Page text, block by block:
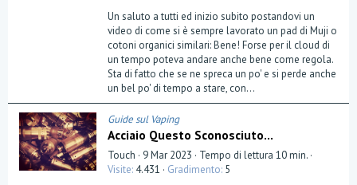
s
e
l
l
a
(
e
)
Un saluto a tutti ed inizio subito postandovi un
video di come si è sempre lavorato un pad di Muji o
cotoni organici similari: Bene! Forse per il cloud di
un tempo poteva andare anche bene come regola.
Sta di fatto che se ne spreca un po' e si perde anche
un bel po' di tempo a stare, con...
Guide sul Vaping
Acciaio Questo Sconosciuto...
Touch 9 Mar 2023
Tempo di lettura 10 min.
Visite 4.431 Gradimento 5